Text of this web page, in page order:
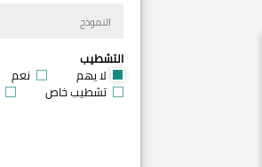
التشطيب
لا يهم نعم
تشطيب خاص